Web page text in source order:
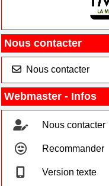
Nous contacter
Nous contacter
Webmaster - Infos
Nous contacter
Recommander
Version texte